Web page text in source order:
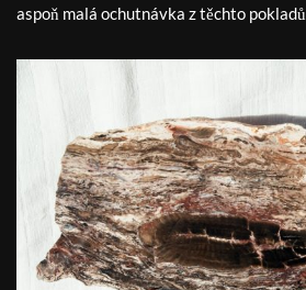
aspoň malá ochutnávka z těchto pokladů.